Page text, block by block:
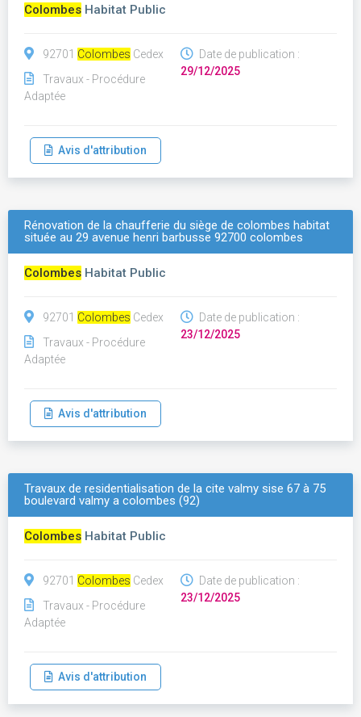
Colombes Habitat Public
92701 Colombes Cedex
Travaux - Procédure
Adaptée
Date de publication :
29/12/2025
Avis d'attribution
Rénovation de la chaufferie du siège de colombes habitat
située au 29 avenue henri barbusse 92700 colombes
Colombes Habitat Public
92701 Colombes Cedex
Travaux - Procédure
Adaptée
Date de publication :
23/12/2025
Avis d'attribution
Travaux de residentialisation de la cite valmy sise 67 à 75
boulevard valmy a colombes (92)
Colombes Habitat Public
92701 Colombes Cedex
Travaux - Procédure
Adaptée
Date de publication :
23/12/2025
Avis d'attribution